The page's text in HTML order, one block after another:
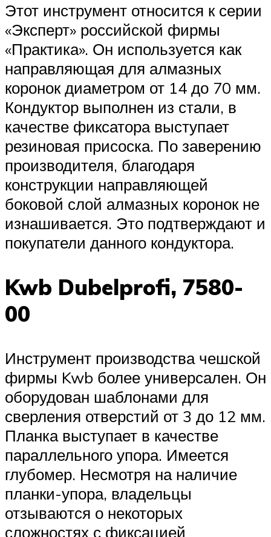
Этот инструмент относится к серии
«Эксперт» российской фирмы
«Практика». Он используется как
направляющая для алмазных
коронок диаметром от 14 до 70 мм.
Кондуктор выполнен из стали, в
качестве фиксатора выступает
резиновая присоска. По заверению
производителя, благодаря
конструкции направляющей
боковой слой алмазных коронок не
изнашивается. Это подтверждают и
покупатели данного кондуктора.
Kwb Dubelprofi, 7580-
00
Инструмент производства чешской
фирмы Kwb более универсален. Он
оборудован шаблонами для
сверления отверстий от 3 до 12 мм.
Планка выступает в качестве
параллельного упора. Имеется
глубомер. Несмотря на наличие
планки-упора, владельцы
отзываются о некоторых
сложностях с фиксацией